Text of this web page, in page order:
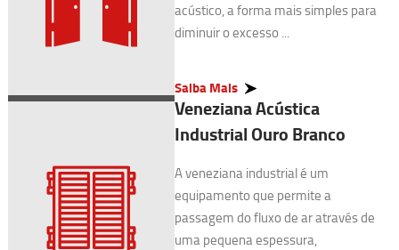
acústico, a forma mais simples para
diminuir o excesso ...
Saiba Mais
Veneziana Acústica
Industrial Ouro Branco
A veneziana industrial é um
equipamento que permite a
passagem do fluxo de ar através de
uma pequena espessura,